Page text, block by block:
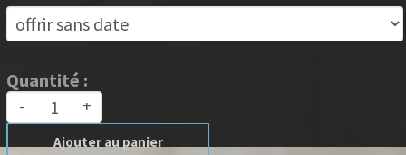
Quantité :
- +
Ajouter au panier